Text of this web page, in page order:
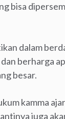
bisa
dalam
berharga
besar.
kamma
juga